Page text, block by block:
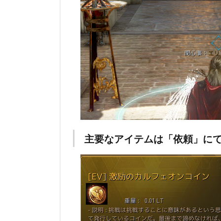
主要なアイテムは「依頼」に